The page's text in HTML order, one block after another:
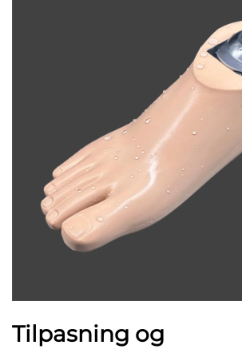
Tilpasning og